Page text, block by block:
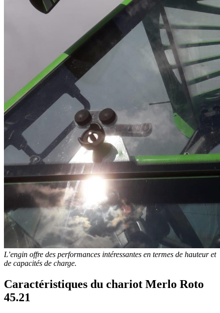
L’engin offre des performances intéressantes en termes de hauteur et
de capacités de charge.
Caractéristiques du chariot Merlo Roto
45.21